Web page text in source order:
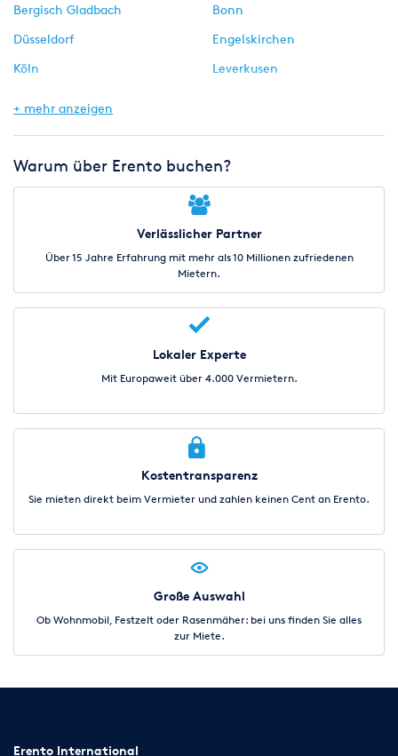
Bergisch Gladbach
Bonn
Düsseldorf
Engelskirchen
Köln
Leverkusen
+ mehr anzeigen
Warum über Erento buchen?
Verlässlicher Partner
Über 15 Jahre Erfahrung mit mehr als 10 Millionen zufriedenen
Mietern.
Lokaler Experte
Mit Europaweit über 4.000 Vermietern.
Kostentransparenz
Sie mieten direkt beim Vermieter und zahlen keinen Cent an Erento.
Große Auswahl
Ob Wohnmobil, Festzelt oder Rasenmäher: bei uns finden Sie alles
zur Miete.
Erento International